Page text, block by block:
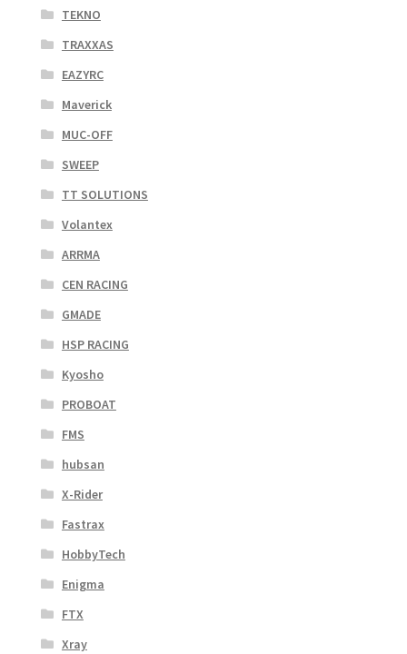
TEKNO
TRAXXAS
EAZYRC
Maverick
MUC-OFF
SWEEP
TT SOLUTIONS
Volantex
ARRMA
CEN RACING
GMADE
HSP RACING
Kyosho
PROBOAT
FMS
hubsan
X-Rider
Fastrax
HobbyTech
Enigma
FTX
Xray